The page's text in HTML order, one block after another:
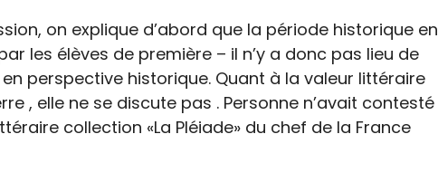
on explique d’abord que la période historique en
les élèves de première – il n’y a donc pas lieu de
en perspective historique. Quant à la valeur littéraire
, elle ne se discute pas . Personne n’avait contesté
collection «La Pléiade» du chef de la France